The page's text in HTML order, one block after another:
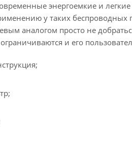
энергоемкие и
у таких беспроводных
аналогом просто не
и его